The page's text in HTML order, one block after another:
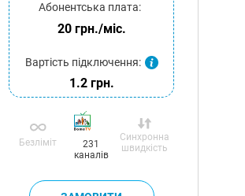
Абонентська плата:
20 грн./міс.
Вартість підключення:
1.2 грн.
Безліміт
231
каналів
Синхронна
швидкість